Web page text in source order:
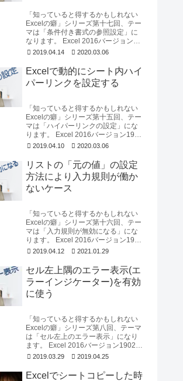
「知っていると得するかもしれない
Excelの癖」シリーズ第十七回、テー
マは「条件付き書式の参照設定」に
なります。 Excel 2016バージョン
1903を使用して確認しています。
2019.04.14 2020.03.06
Excelで動的にシート内ハイ
パーリンクを設定する
「知っていると得するかもしれない
Excelの癖」シリーズ第十五回、テー
マは「ハイパーリンクの設定」にな
ります。 Excel 2016バージョン1902
を使用して確認しています。動的...
2019.04.10 2020.03.06
リストの「元の値」の設定
方法により入力規則が働か
ないケース
「知っていると得するかもしれない
Excelの癖」シリーズ第十六回、テー
マは「入力規則が無効になる」にな
ります。 Excel 2016バージョン1903
を使用して確認しています。入力...
2019.04.12 2021.01.29
セル左上隅のエラー表示(エ
ラーインジケーター)を有効
に使う
「知っていると得するかもしれない
Excelの癖」シリーズ第八回、テーマ
は「セル左上のエラー表示」になり
ます。 Excel 2016バージョン1902を
使用して確認しています。いまま...
2019.03.29 2019.04.25
Excelでシートコピーした時